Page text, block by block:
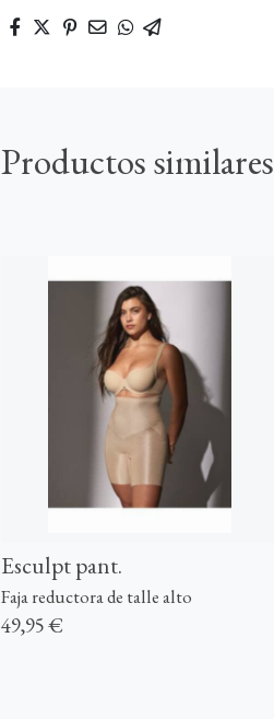
Productos similares
Esculpt pant.
Faja reductora de talle alto
49,95 €